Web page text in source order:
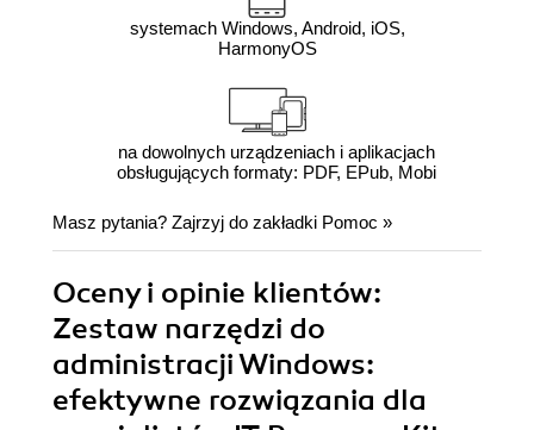
systemach Windows, Android, iOS,
HarmonyOS
na dowolnych urządzeniach i aplikacjach
obsługujących formaty: PDF, EPub, Mobi
Masz pytania? Zajrzyj do zakładki Pomoc »
Oceny i opinie klientów:
Zestaw narzędzi do
administracji Windows:
efektywne rozwiązania dla